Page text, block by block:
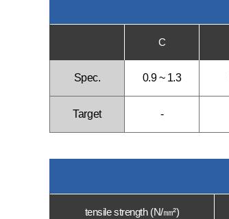
C
Spec. 0.9 ~ 1.3
Target -
tensile strength (N/㎜²)